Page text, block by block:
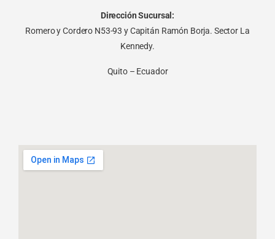
Dirección Sucursal:
Romero y Cordero N53-93 y Capitán Ramón Borja. Sector La
Kennedy.
Quito – Ecuador